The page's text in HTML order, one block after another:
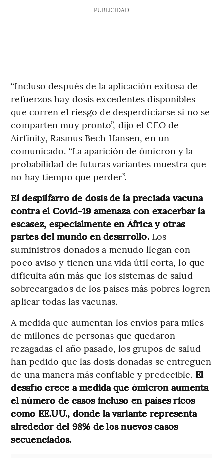
PUBLICIDAD
“Incluso después de la aplicación exitosa de
refuerzos hay dosis excedentes disponibles
que corren el riesgo de desperdiciarse si no se
comparten muy pronto”, dijo el CEO de
Airfinity, Rasmus Bech Hansen, en un
comunicado. “La aparición de ómicron y la
probabilidad de futuras variantes muestra que
no hay tiempo que perder”.
El despilfarro de dosis de la preciada vacuna
contra el Covid-19 amenaza con exacerbar la
escasez, especialmente en África y otras
partes del mundo en desarrollo. Los
suministros donados a menudo llegan con
poco aviso y tienen una vida útil corta, lo que
dificulta aún más que los sistemas de salud
sobrecargados de los países más pobres logren
aplicar todas las vacunas.
A medida que aumentan los envíos para miles
de millones de personas que quedaron
rezagadas el año pasado, los grupos de salud
han pedido que las dosis donadas se entreguen
de una manera más confiable y predecible. El
desafío crece a medida que ómicron aumenta
el número de casos incluso en países ricos
como EE.UU., donde la variante representa
alrededor del 98% de los nuevos casos
secuenciados.